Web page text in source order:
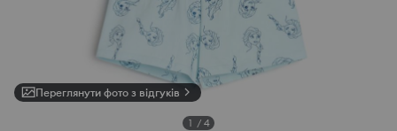
Переглянути фото з відгуків
1 / 4